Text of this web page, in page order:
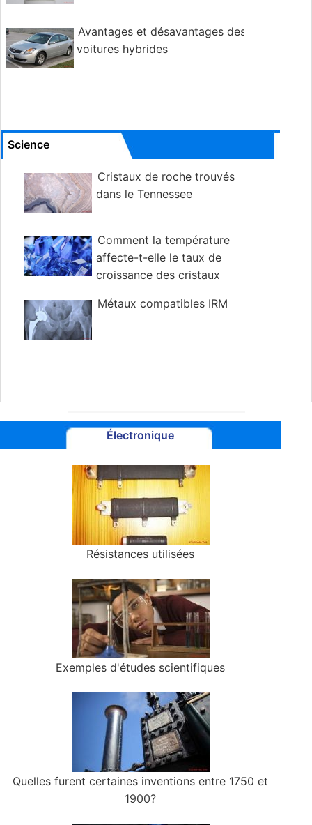
Avantages et désavantages des
voitures hybrides
Science
Cristaux de roche trouvés
dans le Tennessee
Comment la température
affecte-t-elle le taux de
croissance des cristaux
Métaux compatibles IRM
Électronique
Résistances utilisées
Exemples d'études scientifiques
Quelles furent certaines inventions entre 1750 et
1900?